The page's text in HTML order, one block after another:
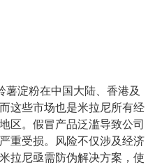
薯淀粉在中国大陆、香港及
这些市场也是米拉尼所有经
区。假冒产品泛滥导致公司
重受损。风险不仅涉及经济
拉尼亟需防伪解决方案，使